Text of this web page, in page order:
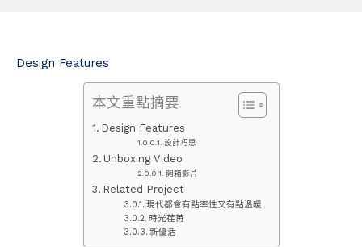
Design Features
本文重點摘要
Design Features
設計巧思
Unboxing Video
開箱影片
Related Project
現代都會有點率性又有點溫暖
時光荏苒
新優活